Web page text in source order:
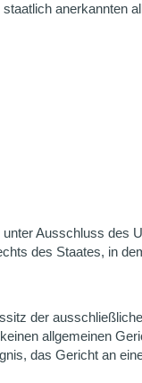
anerkannten
Ausschluss des
des Staates, in
der
allgemeinen
das Gericht an